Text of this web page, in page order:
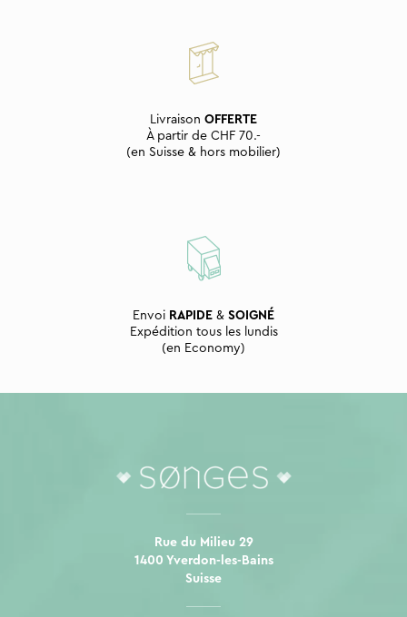
Livraison OFFERTE
À partir de CHF 70.-
(en Suisse & hors mobilier)
Envoi RAPIDE & SOIGNÉ
Expédition tous les lundis
(en Economy)
Rue du Milieu 29
1400 Yverdon-les-Bains
Suisse